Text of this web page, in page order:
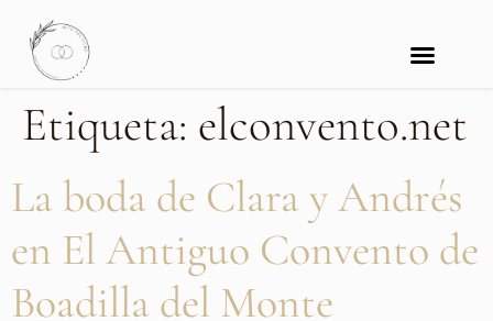
Etiqueta: elconvento.net
La boda de Clara y Andrés
en El Antiguo Convento de
Boadilla del Monte